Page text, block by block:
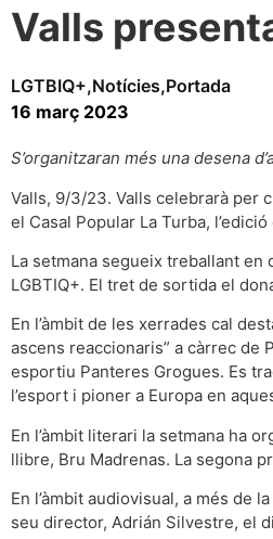
Valls
LGTBIQ+,Notícies,Portada
16 març 2023
S’organitzaran més una desena
Valls, 9/3/23. Valls celebrarà per
el Casal Popular La Turba,
La setmana segueix treballant
LGBTIQ+. El tret de sortida el
En l’àmbit de les xerrades cal
ascens reaccionaris” a càrrec de
esportiu Panteres Grogues. Es
l’esport i pioner a Europa en
En l’àmbit literari la setmana ha
llibre, Bru Madrenas. La segona
En l’àmbit audiovisual, a més de
seu director, Adrián Silvestre, el